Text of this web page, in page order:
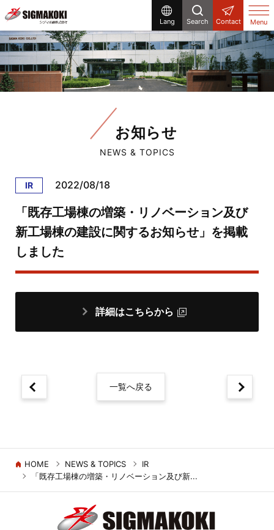
Lang Search Contact Menu
お知らせ
NEWS & TOPICS
IR 2022/08/18
「既存工場棟の増築・リノベーション及び
新工場棟の建設に関するお知らせ」を掲載
しました
詳細はこちらから
一覧へ戻る
HOME NEWS & TOPICS
IR
「既存工場棟の増築・リノベーション及び新...